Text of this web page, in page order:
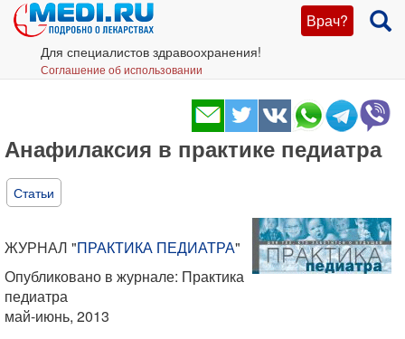
Врач?
Для специалистов здравоохранения!
Соглашение об использовании
Анафилаксия в практике педиатра
Статьи
ЖУРНАЛ "ПРАКТИКА ПЕДИАТРА"
Опубликовано в журнале: Практика
педиатра
май-июнь, 2013